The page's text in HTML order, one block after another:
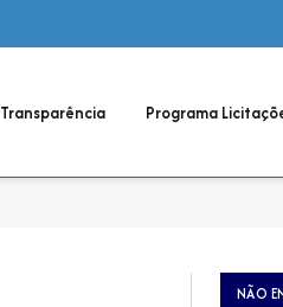
Transparência Programa
NÃO